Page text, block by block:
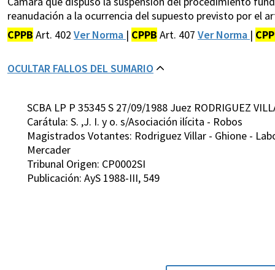
reanudación a la ocurrencia del supuesto previsto por el
CPPB Art. 402 Ver Norma | CPPB Art. 407 Ver Norma |
OCULTAR FALLOS DEL SUMARIO
SCBA LP P 35345 S 27/09/1988 Juez RODRIGUEZ
Carátula: S. ,J. I. y o. s/Asociación ilícita - Robos
Magistrados Votantes: Rodriguez Villar - Ghione -
Mercader
Tribunal Origen: CP0002SI
Publicación: AyS 1988-III, 549